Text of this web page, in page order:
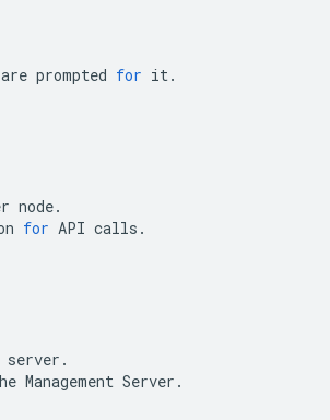
are prompted for it.
node.
for API calls .
server .
Management Server .